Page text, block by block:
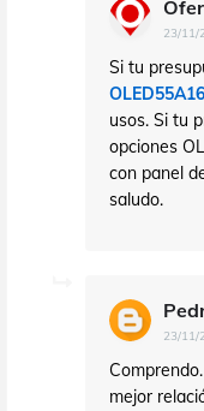
23/11/
Si tu
usos. Si tu
opciones
con panel
saludo.
23/11/
mejor